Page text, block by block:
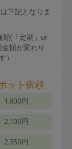
下記となりま
類(「定期」or
額が変わり
）
ット依頼
1,800円
2,100円
2,350円